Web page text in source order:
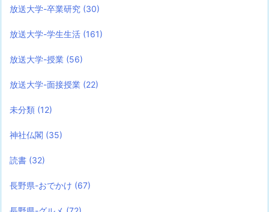
放送大学-卒業研究 (30)
放送大学-学生生活 (161)
放送大学-授業 (56)
放送大学-面接授業 (22)
未分類 (12)
神社仏閣 (35)
読書 (32)
長野県-おでかけ (67)